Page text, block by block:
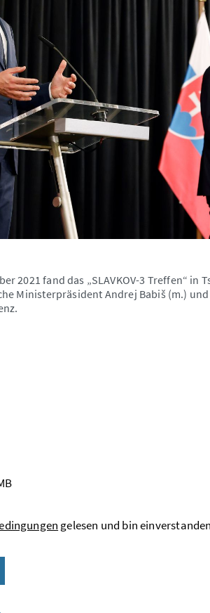
2021 fand das „SLAVKOV-3 Treffen“
Ministerpräsident Andrej Babiš (m.)
gelesen und bin